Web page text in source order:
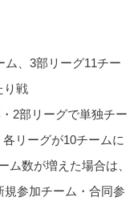
ム、3部リーグ11チー
り戦
2部リーグで単独チー
リーグが10チームに
ム数が増えた場合は、
参加チーム・合同参